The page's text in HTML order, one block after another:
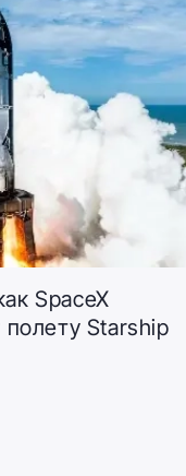
SpaceX
полету Starship